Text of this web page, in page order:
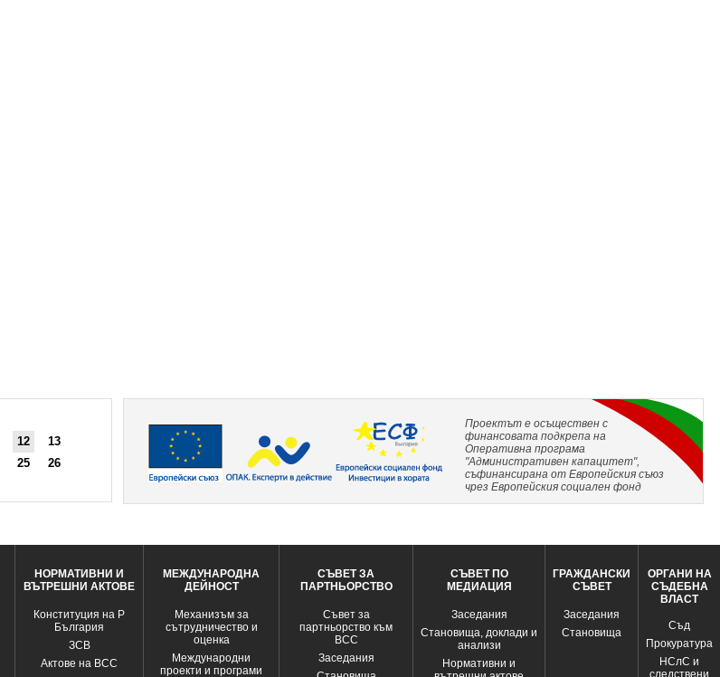
12
13
25
26
Проектът е осъществен с
финансовата подкрепа на
Оперативна програма
"Административен капацитет",
съфинансирана от Европейския съюз
чрез Европейския социален фонд
НОРМАТИВНИ И
ВЪТРЕШНИ АКТОВЕ
Конституция на Р
България
ЗСВ
Актове на ВСС
МЕЖДУНАРОДНА
ДЕЙНОСТ
Механизъм за
сътрудничество и
оценка
Международни
проекти и програми
СЪВЕТ ЗА
ПАРТНЬОРСТВО
Съвет за
партньорство към
ВСС
Заседания
СЪВЕТ ПО
МЕДИАЦИЯ
Заседания
Становища, доклади и
анализи
Нормативни и
ГРАЖДАНСКИ
СЪВЕТ
Заседания
Становища
ОРГАНИ НА
СЪДЕБНА
ВЛАСТ
Съд
Прокуратура
НСлС и
следствени